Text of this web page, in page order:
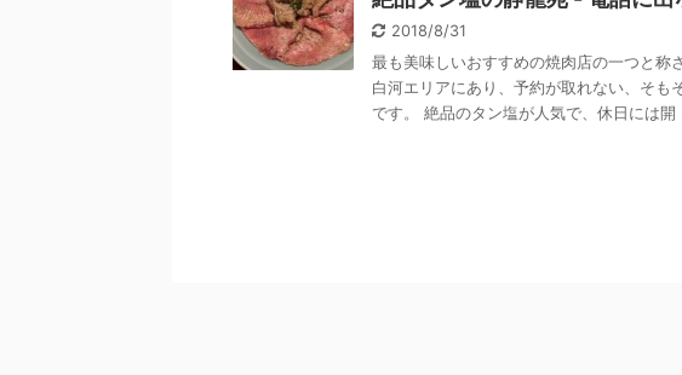
2018/8/31
最も美味しいおすすめの焼肉店の一つと称
白河エリアにあり、予約が取れない、そも
です。 絶品のタン塩が人気で、休日には開